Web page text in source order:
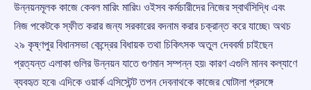
উন্নয়নমূলক কাজে কেবল মারিং মারিং৷ ওইসব কর্মচারীদের নিজের স্বার্থসিদ্ধি এবং
নিজ পকেটকে স্ফীত করার জন্য সরকারের বদনাম করার চক্রান্ত করে যাচ্ছে৷ অথচ
২৯ কৃষ্ণপুর বিধানসভা কেন্দ্রের বিধায়ক তথা চিকিৎসক অতুল দেববর্মা চাইছেন
প্রত্যন্ত এলাকা গুলির উন্নয়ন যাতে গুণমান সম্পন্ন হয়৷ কারণ এগুলি মানব কল্যাণে
ব্যবহৃত হবে৷ এদিকে ওয়ার্ক এসিস্টেন্ট তপন দেবনাথকে কাজের ঘোটালা প্রসঙ্গে